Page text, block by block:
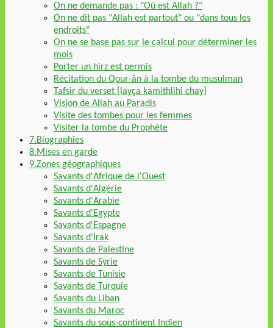
On ne demande pas : "Où est Allah ?"
On ne dit pas "Allah est partout" ou "dans tous les
endroits"
On ne se base pas sur le calcul pour déterminer les
mois
Porter un hirz est permis
Récitation du Qour-ân à la tombe du musulman
Tafsir du verset {layça kamithlihi chay}
Vision de Allah au Paradis
Visite des tombes pour les femmes
Visiter la tombe du Prophète
7.Biographies
8.Mises en garde
9.Zones géographiques
Savants d'Afrique de l'Ouest
Savants d'Algérie
Savants d'Arabie
Savants d'Egypte
Savants d'Espagne
Savants d'Irak
Savants de Palestine
Savants de Syrie
Savants de Tunisie
Savants de Turquie
Savants du Liban
Savants du Maroc
Savants du sous-continent Indien